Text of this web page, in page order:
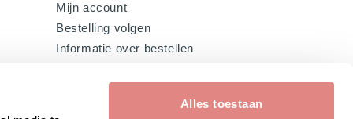
Alles toestaan
Mijn account
Bestelling volgen
Informatie over bestellen
Schrijf je in voor onze nieuwsbrief